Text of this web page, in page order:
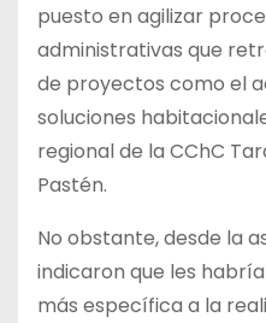
puesto en agilizar
administrativas que
de proyectos como el
soluciones
regional de la CChC
Pastén.
No obstante, desde la
indicaron que les
más específica a la